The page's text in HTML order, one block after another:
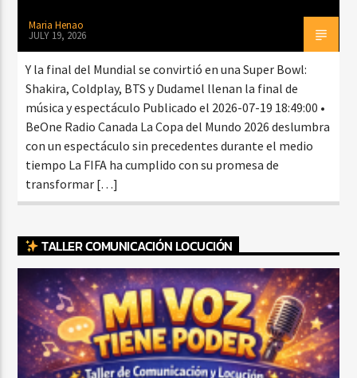
Maria Henao
JULY 19, 2026
Y la final del Mundial se convirtió en una Super Bowl:
Shakira, Coldplay, BTS y Dudamel llenan la final de
música y espectáculo Publicado el 2026-07-19 18:49:00 •
BeOne Radio Canada La Copa del Mundo 2026 deslumbra
con un espectáculo sin precedentes durante el medio
tiempo La FIFA ha cumplido con su promesa de
transformar […]
TALLER COMUNICACIÓN LOCUCIÓN